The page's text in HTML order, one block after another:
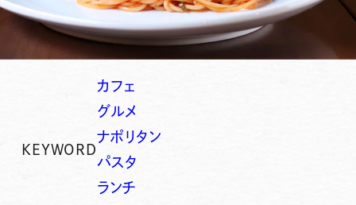
KEYWORD
カフェ
グルメ
ナポリタン
パスタ
ランチ